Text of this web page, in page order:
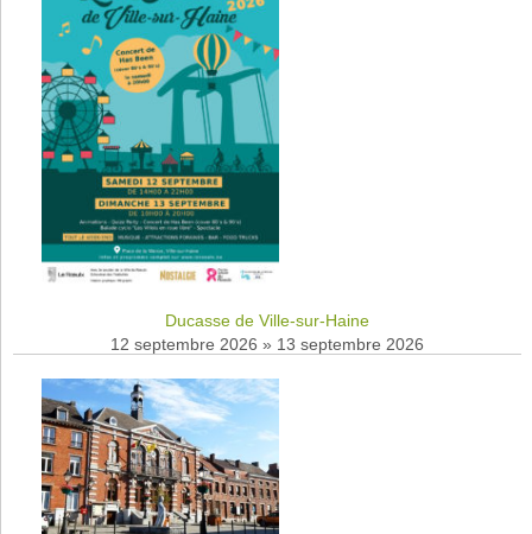
Ducasse de Ville-sur-Haine
12 septembre 2026 » 13 septembre 2026